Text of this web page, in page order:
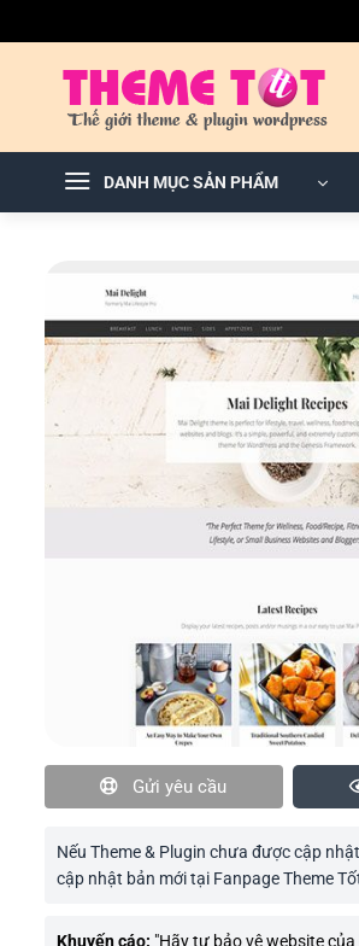
DANH MỤC SẢN PHẨM
Gửi yêu cầu
Nếu Theme & Plugin chưa được cập
cập nhật bản mới tại Fanpage Theme
Khuyến cáo: "Hãy tự bảo vệ website